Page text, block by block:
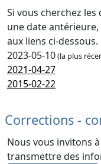
Si vous cherchez
une date
aux liens ci-dessous.
2023-05-10(la plus
2021-04-27
2015-02-22
Corrections -
Nous vous invitons
transmettre des